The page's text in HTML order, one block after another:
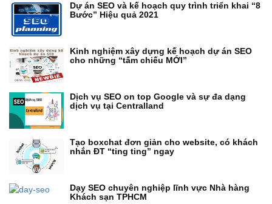
Dự án SEO và kế hoạch quy trình triển khai “8
Bước” Hiệu quả 2021
Kinh nghiệm xây dựng kế hoạch dự án SEO
cho những “tấm chiếu MỚI”
Dịch vụ SEO on top Google và sự đa dạng
dịch vụ tại Centralland
Tạo boxchat đơn giản cho website, có khách
nhắn ĐT “ting ting” ngay
Dạy SEO chuyên nghiệp lĩnh vực Nhà hàng
Khách sạn TPHCM